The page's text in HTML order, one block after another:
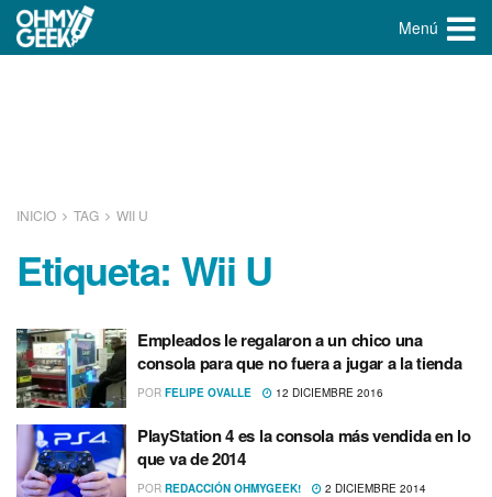
Menú
INICIO TAG WII U
Etiqueta: Wii U
Empleados le regalaron a un chico una
consola para que no fuera a jugar a la tienda
POR FELIPE OVALLE 12 DICIEMBRE 2016
PlayStation 4 es la consola más vendida en lo
que va de 2014
POR REDACCIÓN OHMYGEEK! 2 DICIEMBRE 2014